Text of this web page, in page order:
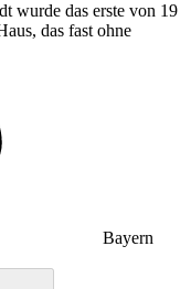
wurde das erste von 19
das fast ohne
Bayern